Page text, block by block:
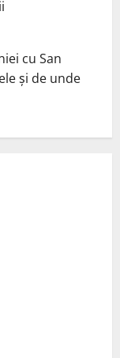
cu San
și de unde